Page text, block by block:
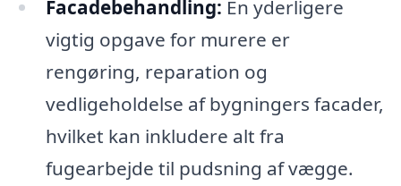
Facadebehandling: En yderligere
vigtig opgave for murere er
rengøring, reparation og
vedligeholdelse af bygningers facader,
hvilket kan inkludere alt fra
fugearbejde til pudsning af vægge.